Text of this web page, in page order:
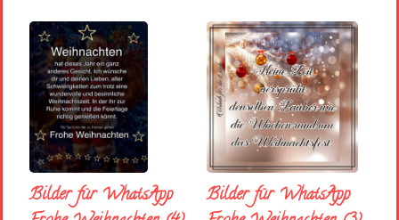
Bilder für WhatsApp
Bilder für WhatsApp